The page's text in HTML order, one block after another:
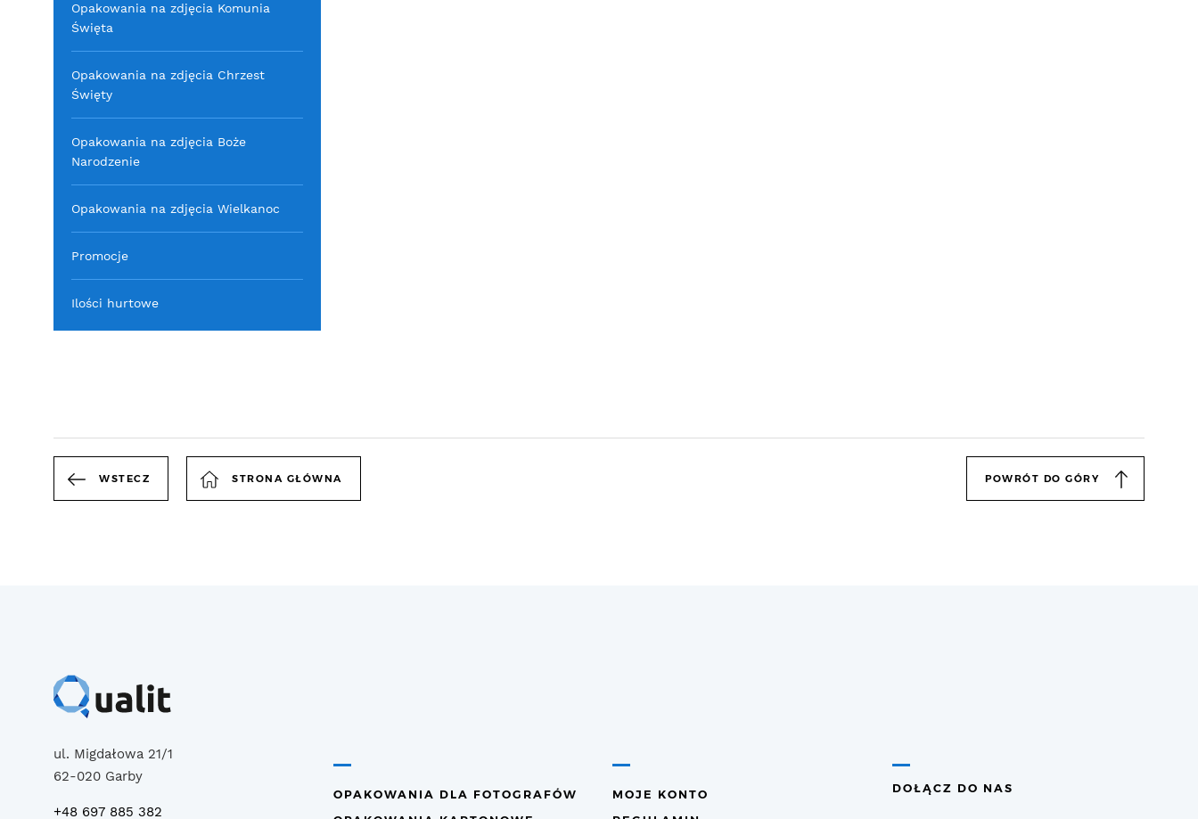
Opakowania na zdjęcia Komunia
Święta
Opakowania na zdjęcia Chrzest
Święty
Opakowania na zdjęcia Boże
Narodzenie
Opakowania na zdjęcia Wielkanoc
Promocje
Ilości hurtowe
WSTECZ STRONA GŁÓWNA POWRÓT DO GÓRY
ul. Migdałowa 21/1
62-020 Garby
+48 697 885 382
OPAKOWANIA DLA FOTOGRAFÓW
MOJE KONTO
DOŁĄCZ DO NAS